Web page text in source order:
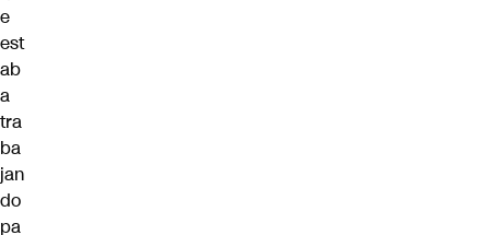
e
est
ab
a
tra
ba
jan
do
pa